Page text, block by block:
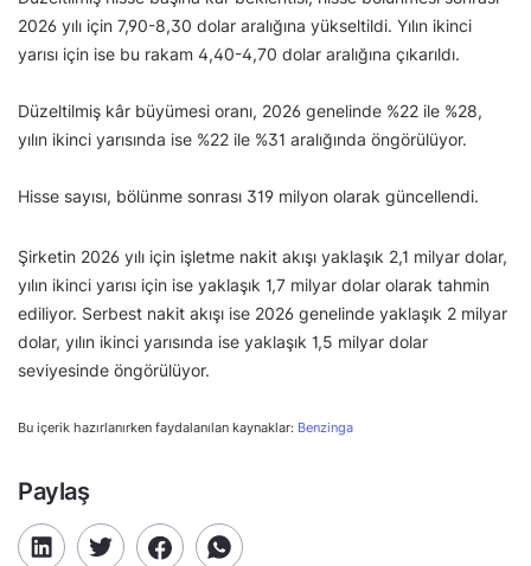
2026 yılı için 7,90-8,30 dolar aralığına yükseltildi. Yılın ikinci
yarısı için ise bu rakam 4,40-4,70 dolar aralığına çıkarıldı.
Düzeltilmiş kâr büyümesi oranı, 2026 genelinde %22 ile %28,
yılın ikinci yarısında ise %22 ile %31 aralığında öngörülüyor.
Hisse sayısı, bölünme sonrası 319 milyon olarak güncellendi.
Şirketin 2026 yılı için işletme nakit akışı yaklaşık 2,1 milyar dolar,
yılın ikinci yarısı için ise yaklaşık 1,7 milyar dolar olarak tahmin
ediliyor. Serbest nakit akışı ise 2026 genelinde yaklaşık 2 milyar
dolar, yılın ikinci yarısında ise yaklaşık 1,5 milyar dolar
seviyesinde öngörülüyor.
Bu içerik hazırlanırken faydalanılan kaynaklar: Benzinga
Paylaş